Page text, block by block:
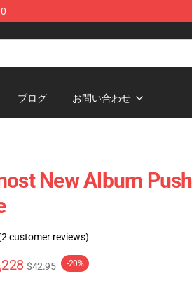
ブログ お問い合わせ
New Album
customer reviews)
$42.95 -20%